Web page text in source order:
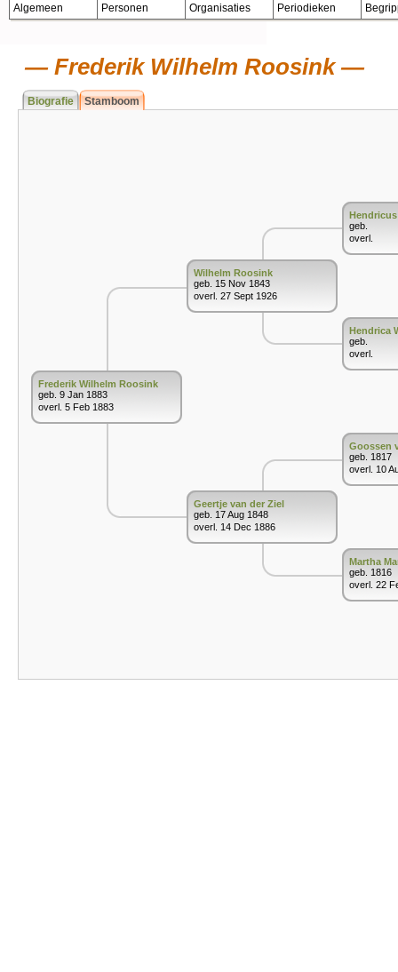
Algemeen Personen Organisaties Periodieken
Frederik Wilhelm Roosink
Biografie Stamboom
Frederik Wilhelm Roosink
geb. 9 Jan 1883
overl. 5 Feb 1883
Wilhelm Roosink
geb. 15 Nov 1843
overl. 27 Sept 1926
Geertje van der Ziel
geb. 17 Aug 1848
overl. 14 Dec 1886
geb.
overl.
Hendrica
geb.
overl.
Goossen
geb. 1817
overl. 10
Martha
geb. 1816
overl. 22